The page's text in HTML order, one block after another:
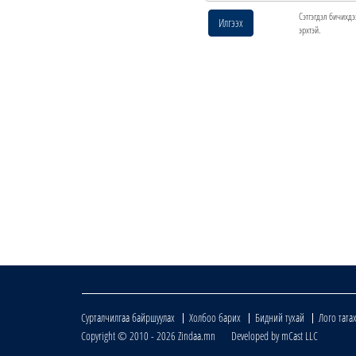
Илгээх
Сэтгэгдэл
эрхтэй.
Сурталчилгаа байршуулах Холбоо барих Бидний тухай
Лого татах
Copyright © 2010 - 2026 Zindaa.mn Developed by mCast LLC